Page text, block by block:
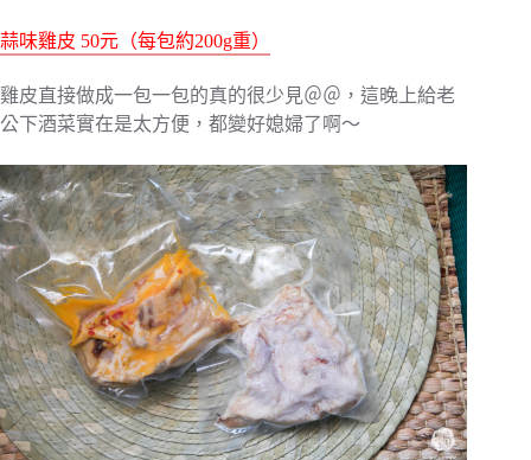
蒜味雞皮 50元（每包約200g重）
雞皮直接做成一包一包的真的很少見＠＠，這晚上給老
公下酒菜實在是太方便，都變好媳婦了啊～